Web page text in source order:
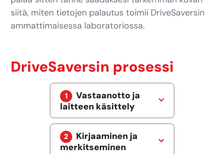
siitä, miten tietojen palautus toimii DriveSaversin
ammattimaisessa laboratoriossa.
DriveSaversin prosessi
Vastaanotto ja
laitteen käsittely
Kirjaaminen ja
merkitseminen